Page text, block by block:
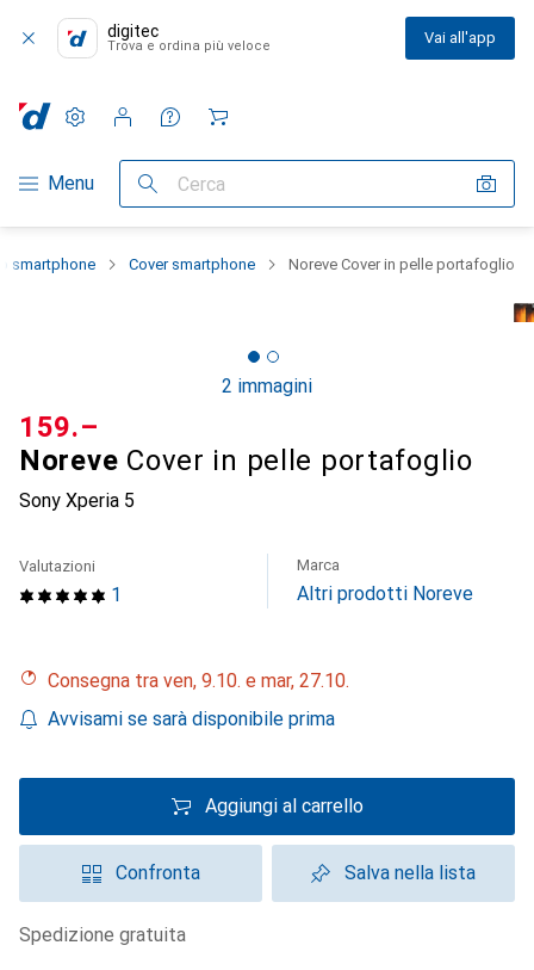
digitec
Trova e ordina più veloce Vai all'app
Categoria Navigazione
Menu Cerca
Impostazioni
Conto cliente
Liste di confronto
Liste dei desideri
Carrello
smartphone Cover smartphone Noreve Cover in pelle portafoglio
2 immagini
Noreve Cover in pelle portafoglio
Sony Xperia 5
CHF
159.–
1
Valutazioni Marca
Altri prodotti Noreve
Consegna tra ven, 9.10. e mar, 27.10.
Avvisami se sarà disponibile prima
Aggiungi al carrello
Confronta Salva nella lista
spedizione gratuita